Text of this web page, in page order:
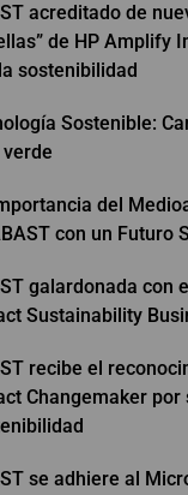
acreditado de
de HP Amplify
sostenibilidad
Sostenible:
del
con un Futuro
galardonada con
Sustainability
recibe el
Changemaker por
se adhiere al